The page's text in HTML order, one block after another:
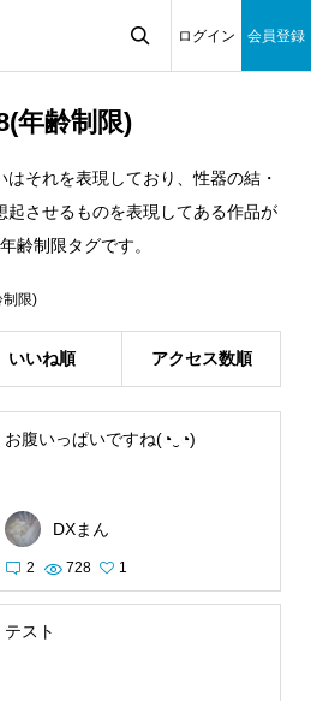
ログイン 会員登録
年齢制限)
それを表現しており、性器の結・
起させるものを表現してある作品が
齢制限タグです。
制限)
いいね順 アクセス数順
お腹いっぱいですね(◔‿◔)
DXまん
2 728 1
テスト